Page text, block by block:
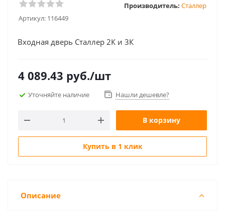
Артикул: 116449
Производитель: Сталлер
Входная дверь Сталлер 2К и 3К
4 089.43 руб./шт
Уточняйте наличие Нашли дешевле?
В корзину
Купить в 1 клик
Описание